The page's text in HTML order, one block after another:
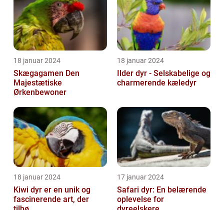
18 januar 2024
Skægagamen Den
Majestætiske
Ørkenbewoner
18 januar 2024
Ilder dyr - Selskabelige og
charmerende kæledyr
18 januar 2024
Kiwi dyr er en unik og
fascinerende art, der
17 januar 2024
Safari dyr: En belærende
oplevelse for